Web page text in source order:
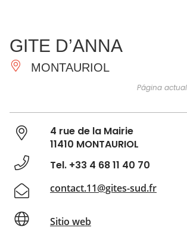
IMPRESCINDIBLES
HACER
GITE D’ANNA
MONTAURIOL
Página
4 rue de la Mairie
11410 MONTAURIOL
Tel. +33 4 68 11 40 70
contact.11@gites-sud.fr
Sitio web